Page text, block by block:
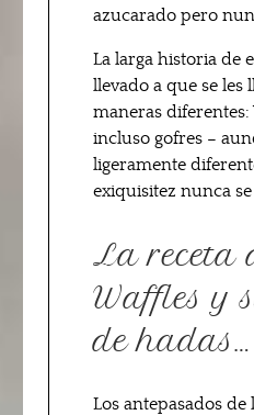
azucarado pero
La larga historia de
llevado a que se les
maneras
incluso gofres –
ligeramente
exiquisitez nunca
La receta
Waffles y
de hadas…
Los antepasados de